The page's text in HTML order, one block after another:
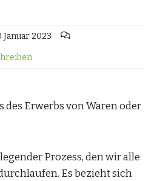
Januar 2023
des Erwerbs von Waren oder
Prozess, den wir alle
Es bezieht sich